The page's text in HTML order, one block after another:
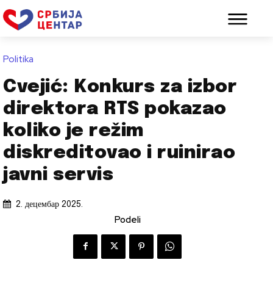
Politika
Cvejić: Konkurs za izbor
direktora RTS pokazao
koliko je režim
diskreditovao i ruinirao
javni servis
2. децембар 2025.
Podeli